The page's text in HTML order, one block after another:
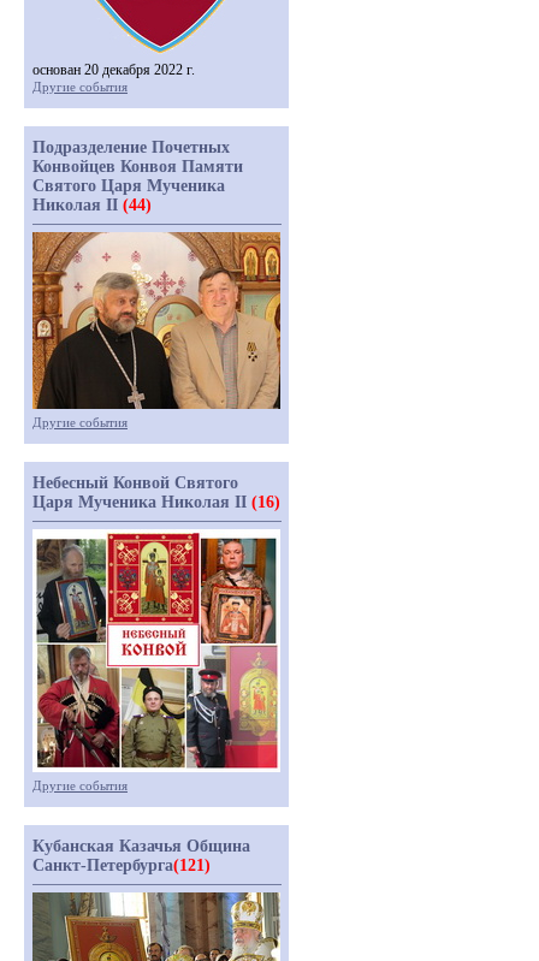
основан 20 декабря 2022 г.
Другие события
Подразделение Почетных
Конвойцев Конвоя Памяти
Святого Царя Мученика
Николая II (44)
Другие события
Небесный Конвой Святого
Царя Мученика Николая II (16)
Другие события
Кубанская Казачья Община
Санкт-Петербурга(121)